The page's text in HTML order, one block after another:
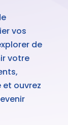
vos
de
votre
ouvrez